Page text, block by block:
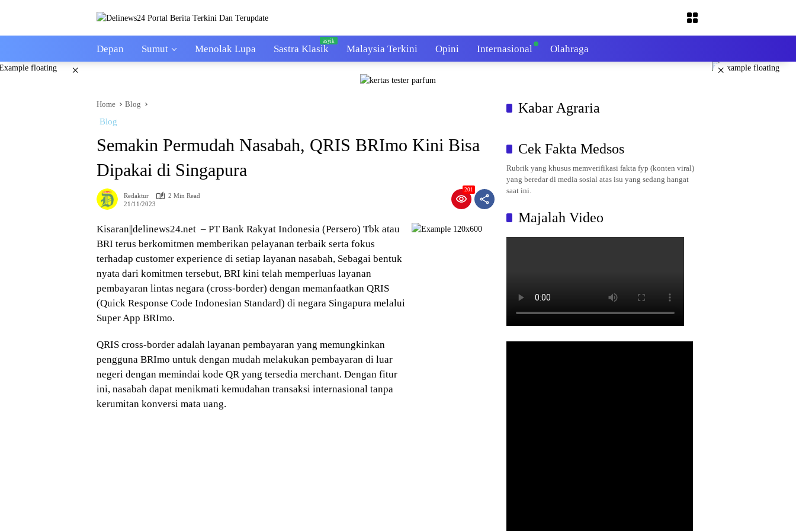
Depan Sumut Menolak Lupa Sastra Klasik Malaysia Terkini Opini Internasional Olahraga
× ×
Home Blog
Blog
Semakin Permudah Nasabah, QRIS BRImo Kini Bisa
Dipakai di Singapura
Redaktur
2 Min Read
21/11/2023
201
Kisaran||delinews24.net – PT Bank Rakyat Indonesia (Persero) Tbk atau
BRI terus berkomitmen memberikan pelayanan terbaik serta fokus
terhadap customer experience di setiap layanan nasabah, Sebagai bentuk
nyata dari komitmen tersebut, BRI kini telah memperluas layanan
pembayaran lintas negara (cross-border) dengan memanfaatkan QRIS
(Quick Response Code Indonesian Standard) di negara Singapura melalui
Super App BRImo.
QRIS cross-border adalah layanan pembayaran yang memungkinkan
pengguna BRImo untuk dengan mudah melakukan pembayaran di luar
negeri dengan memindai kode QR yang tersedia merchant. Dengan fitur
ini, nasabah dapat menikmati kemudahan transaksi internasional tanpa
kerumitan konversi mata uang.
Kabar Agraria
Cek Fakta Medsos
Rubrik yang khusus memverifikasi fakta fyp (konten viral)
yang beredar di media sosial atas isu yang sedang hangat
saat ini.
Majalah Video